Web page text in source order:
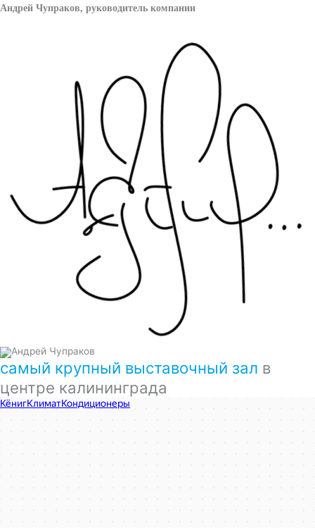
Андрей Чупраков, руководитель компании
самый крупный выставочный зал в
центре калининграда
КёнигКлимат
Кондиционеры в Калининграде